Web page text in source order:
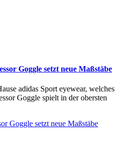
Goggle setzt neue Maßstäbe
adidas Sport eyewear, welches
Goggle spielt in der obersten
Goggle setzt neue Maßstäbe